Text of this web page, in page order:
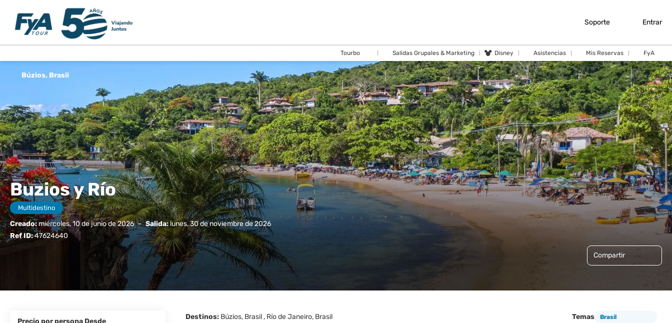
Soporte Entrar
Tourbo Salidas Grupales & Marketing Disney Asistencias Mis Reservas FyA
Buzios y Río
Multidestino
Creado:miércoles, 10 de junio de 2026 - Salida:lunes, 30 de noviembre de 2026
Ref ID:47624640
Compartir
Búzios, Brasil
Destinos: Búzios, Brasil , Río de Janeiro, Brasil Temas Brasil
precio por persona Desde